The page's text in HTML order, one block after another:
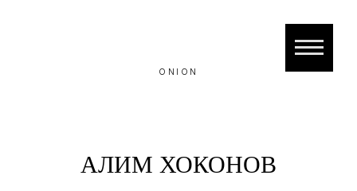
ONION
АЛИМ ХОКОНОВ